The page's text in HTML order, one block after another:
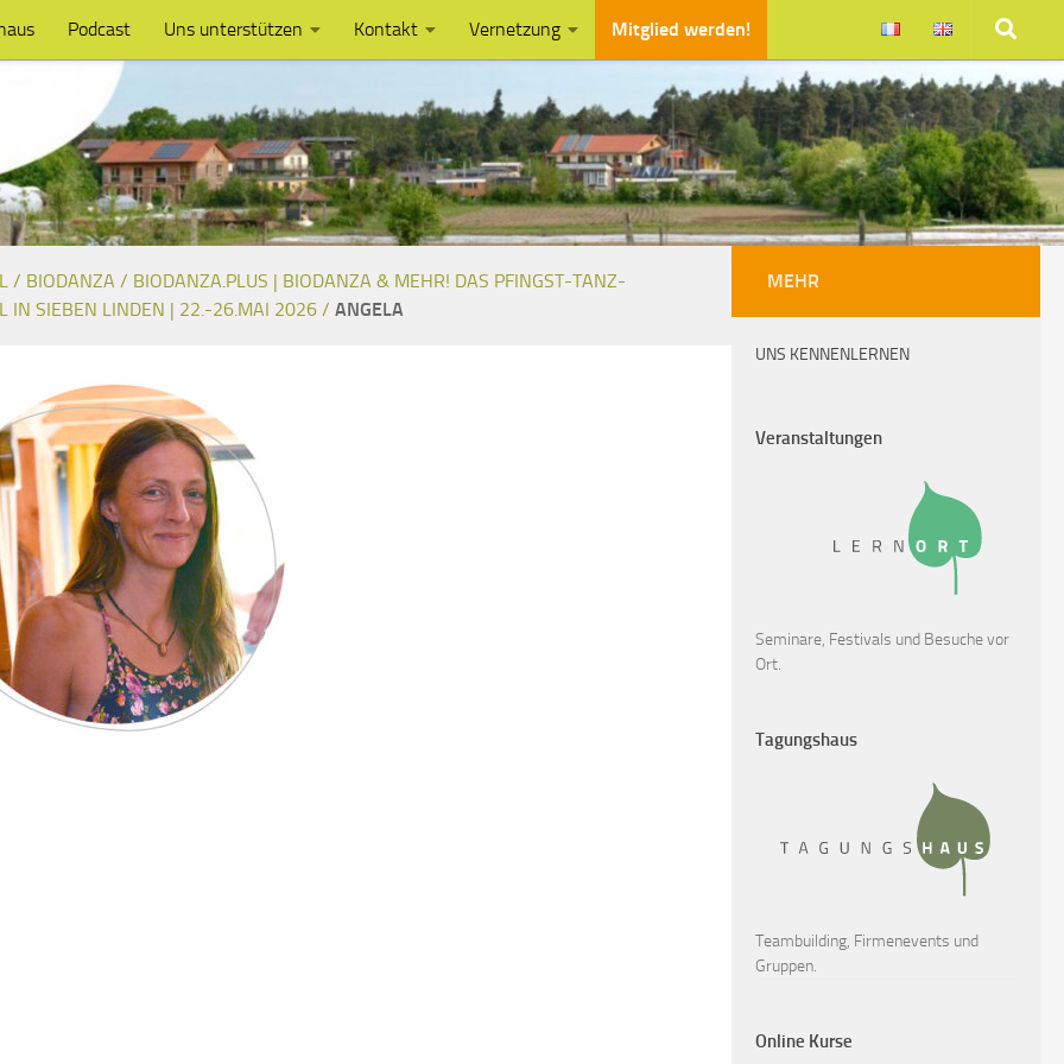
Podcast Uns unterstützen Kontakt Vernetzung Mitglied werden!
/ BIODANZA / BIODANZA.PLUS | BIODANZA & MEHR! DAS PFINGST-TANZ-
IN SIEBEN LINDEN | 22.-26.MAI 2026 / ANGELA
MEHR
UNS KENNENLERNEN
Veranstaltungen
Seminare, Festivals und Besuche vor
Ort.
Tagungshaus
Teambuilding, Firmenevents und
Gruppen.
Online Kurse